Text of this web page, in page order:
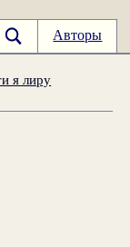
Авторы
я лиру